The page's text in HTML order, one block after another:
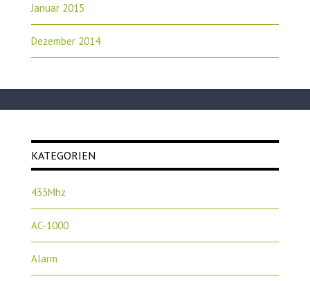
Januar 2015
Dezember 2014
KATEGORIEN
433Mhz
AC-1000
Alarm